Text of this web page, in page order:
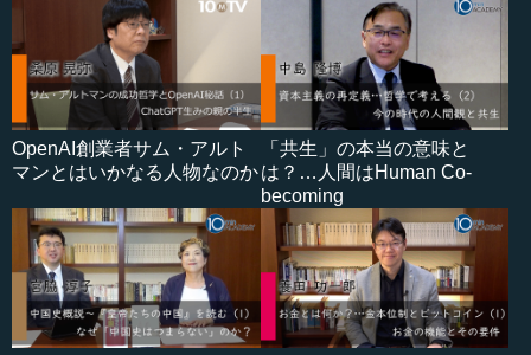
OpenAI創業者サム・アルト
マンとはいかなる人物なのか
「共生」の本当の意味と
は？…人間はHuman Co-
becoming